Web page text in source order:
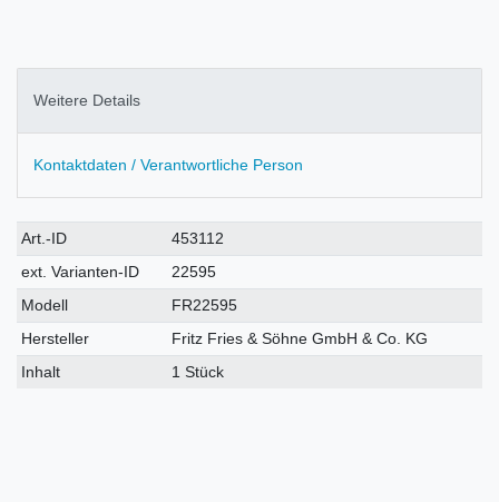
Weitere Details
Kontaktdaten / Verantwortliche Person
Technisches
Merkmal
Wert
Art.-ID
453112
ext. Varianten-ID
22595
Modell
FR22595
Hersteller
Fritz Fries & Söhne GmbH & Co. KG
Inhalt
1 Stück